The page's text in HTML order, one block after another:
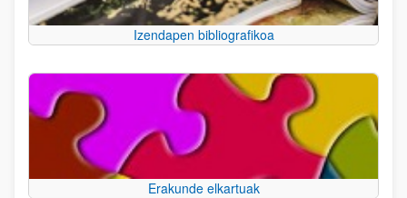
Izendapen bibliografikoa
Erakunde elkartuak